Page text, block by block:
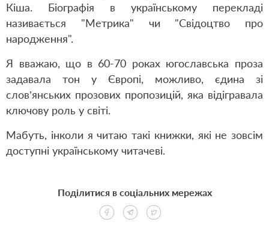
Кіша. Біографія в українському перекладі
називається "Метрика" чи "Свідоцтво про
народження".
Я вважаю, що в 60-70 роках югославська проза
задавала тон у Європі, можливо, єдина зі
слов’янських прозових пропозицій, яка відігравала
ключову роль у світі.
Мабуть, інколи я читаю такі книжки, які не зовсім
доступні українському читачеві.
Поділитися в соціальних мережах